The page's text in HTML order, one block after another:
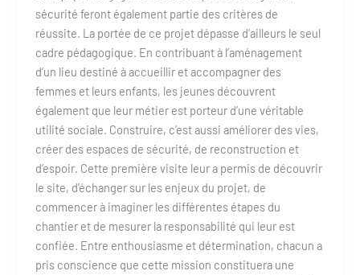
sécurité feront également partie des critères de
réussite. La portée de ce projet dépasse d’ailleurs le seul
cadre pédagogique. En contribuant à l’aménagement
d’un lieu destiné à accueillir et accompagner des
femmes et leurs enfants, les jeunes découvrent
également que leur métier est porteur d’une véritable
utilité sociale. Construire, c’est aussi améliorer des vies,
créer des espaces de sécurité, de reconstruction et
d’espoir. Cette première visite leur a permis de découvrir
le site, d’échanger sur les enjeux du projet, de
commencer à imaginer les différentes étapes du
chantier et de mesurer la responsabilité qui leur est
confiée. Entre enthousiasme et détermination, chacun a
pris conscience que cette mission constituera une